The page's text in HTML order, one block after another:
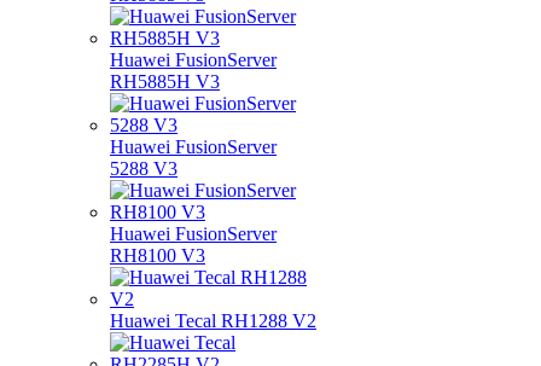
Huawei FusionServer
RH5885H V3
Huawei FusionServer
5288 V3
Huawei FusionServer
RH8100 V3
Huawei Tecal RH1288 V2